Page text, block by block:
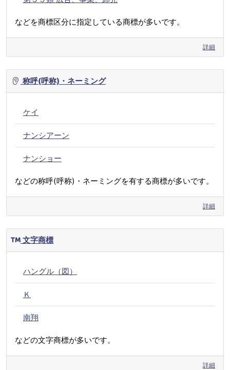
などを商標区分に指定している商標が多いです。
詳細
称呼(呼称)・ネーミング
ケイ
ナンシアーン
ナンショー
などの称呼(呼称)・ネーミングを有する商標が多いです。
詳細
文字商標
ハングル（図）
Ｋ
南翔
などの文字商標が多いです。
詳細